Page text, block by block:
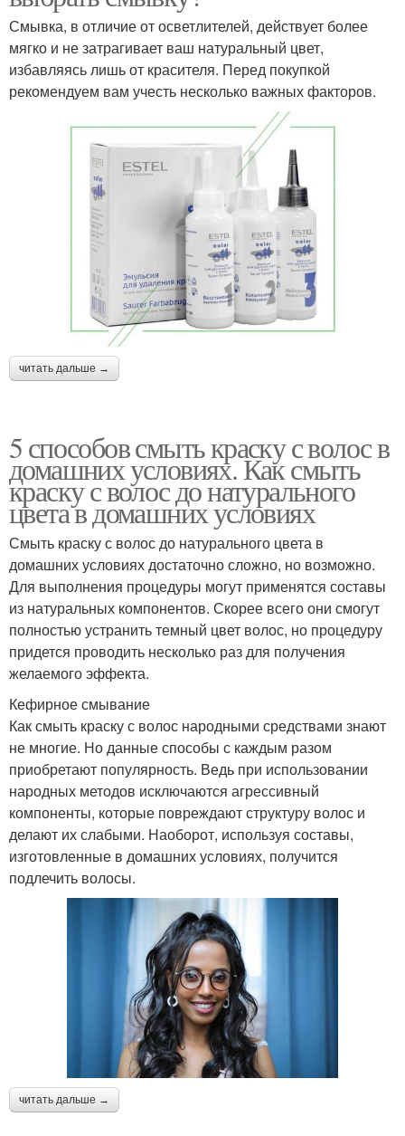
Смывка, в отличие от осветлителей, действует более
мягко и не затрагивает ваш натуральный цвет,
избавляясь лишь от красителя. Перед покупкой
рекомендуем вам учесть несколько важных факторов.
читать дальше →
5 способов смыть краску с волос в
домашних условиях. Как смыть
краску с волос до натурального
цвета в домашних условиях
Смыть краску с волос до натурального цвета в
домашних условиях достаточно сложно, но возможно.
Для выполнения процедуры могут применятся составы
из натуральных компонентов. Скорее всего они смогут
полностью устранить темный цвет волос, но процедуру
придется проводить несколько раз для получения
желаемого эффекта.
Кефирное смывание
Как смыть краску с волос народными средствами знают
не многие. Но данные способы с каждым разом
приобретают популярность. Ведь при использовании
народных методов исключаются агрессивный
компоненты, которые повреждают структуру волос и
делают их слабыми. Наоборот, используя составы,
изготовленные в домашних условиях, получится
подлечить волосы.
читать дальше →